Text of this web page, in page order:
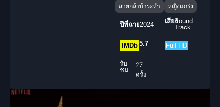
สวยกล้าบ้าระห่ำ
หญิงแกร่ง
ปีที่ฉาย2024 เสียงSound
Track
IMDb 5.7 Full HD
รับ
ชม
27
ครั้ง